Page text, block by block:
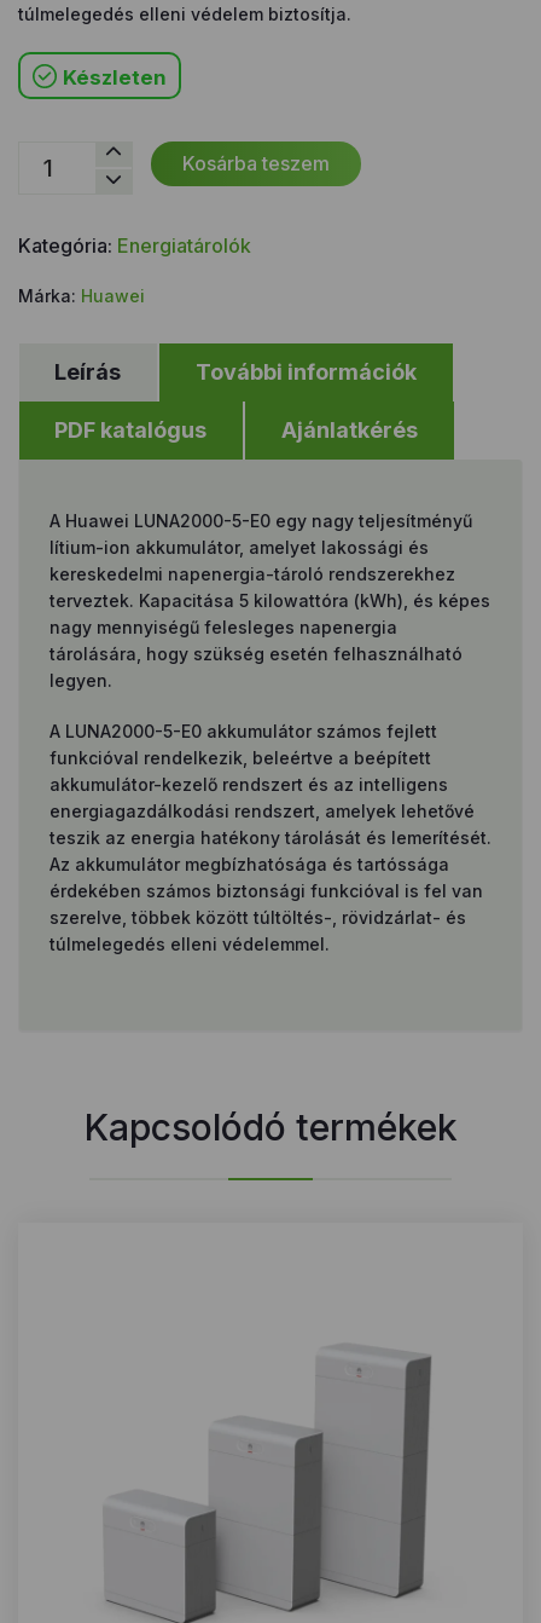
túlmelegedés elleni védelem biztosítja.
Készleten
Huawei
LUNA2000-
E0
akkumulátor
Kosárba teszem
Kategória: Energiatárolók
Márka: Huawei
Leírás További információk
PDF katalógus Ajánlatkérés
A Huawei LUNA2000-5-E0 egy nagy teljesítményű
lítium-ion akkumulátor, amelyet lakossági és
kereskedelmi napenergia-tároló rendszerekhez
terveztek. Kapacitása 5 kilowattóra (kWh), és képes
nagy mennyiségű felesleges napenergia
tárolására, hogy szükség esetén felhasználható
legyen.
A LUNA2000-5-E0 akkumulátor számos fejlett
funkcióval rendelkezik, beleértve a beépített
akkumulátor-kezelő rendszert és az intelligens
energiagazdálkodási rendszert, amelyek lehetővé
teszik az energia hatékony tárolását és lemerítését.
Az akkumulátor megbízhatósága és tartóssága
érdekében számos biztonsági funkcióval is fel van
szerelve, többek között túltöltés-, rövidzárlat- és
túlmelegedés elleni védelemmel.
Kapcsolódó termékek